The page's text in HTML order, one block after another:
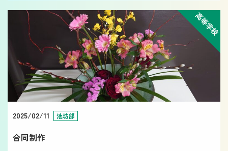
高等学校
2025/02/11 池坊部
合同制作